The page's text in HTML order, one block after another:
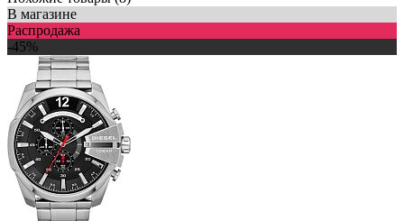
В магазине
Распродажа
-45%